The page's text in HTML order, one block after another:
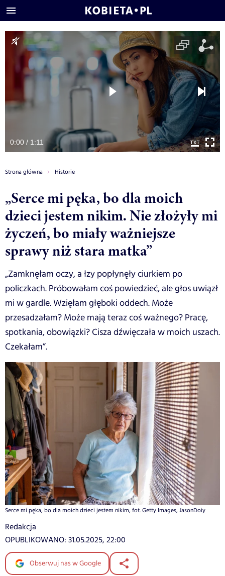
0:00 / 1:11
Strona główna Historie
„Serce mi pęka, bo dla moich
dzieci jestem nikim. Nie złożyły mi
życzeń, bo miały ważniejsze
sprawy niż stara matka”
„Zamknęłam oczy, a łzy popłynęły ciurkiem po
policzkach. Próbowałam coś powiedzieć, ale głos uwiązł
mi w gardle. Wzięłam głęboki oddech. Może
przesadzałam? Może mają teraz coś ważnego? Pracę,
spotkania, obowiązki? Cisza dźwięczała w moich uszach.
Czekałam”.
Serce mi pęka, bo dla moich dzieci jestem nikim, fot. Getty Images, JasonDoiy
Redakcja
OPUBLIKOWANO: 31.05.2025, 22:00
Obserwuj nas w Google